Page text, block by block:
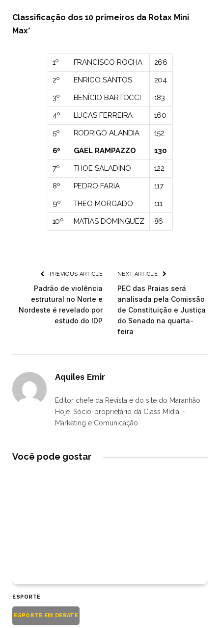
Classificação dos 10 primeiros da Rotax Mini
Max*
1º FRANCISCO ROCHA
266
2º
ENRICO SANTOS
204
3º
BENÍCIO BARTOCCI
183
4º
LUCAS FERREIRA
160
5º
RODRIGO ALANDIA
152
6º
GAEL RAMPAZZO
130
7º
THOE SALADINO
122
8º
PEDRO FARIA
117
9º
THEO MORGADO
111
10º
MATIAS DOMINGUEZ 86
PREVIOUS ARTICLE
Padrão de violência
estrutural no Norte e
Nordeste é revelado por
estudo do IDP
NEXT ARTICLE
PEC das Praias será
analisada pela Comissão
de Constituição e Justiça
do Senado na quarta-
feira
Aquiles Emir
Editor chefe da Revista e do site do Maranhão
Hoje. Sócio-proprietário da Class Mídia –
Marketing e Comunicação
Você pode gostar
ESPORTE
ESPORTE EM DEBATE